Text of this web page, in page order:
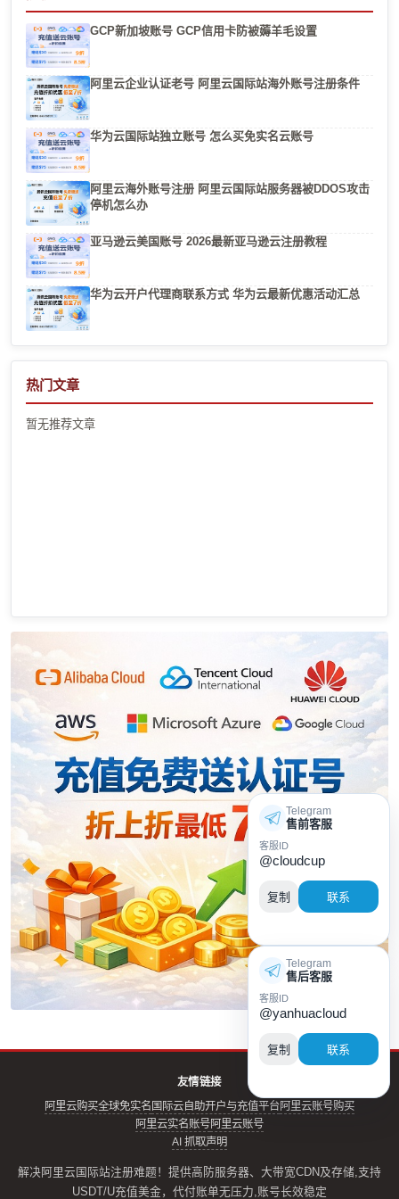
GCP新加坡账号 GCP信用卡防被薅羊毛设置
阿里云企业认证老号 阿里云国际站海外账号注册条件
华为云国际站独立账号 怎么买免实名云账号
阿里云海外账号注册 阿里云国际站服务器被DDOS攻击
停机怎么办
亚马逊云美国账号 2026最新亚马逊云注册教程
华为云开户代理商联系方式 华为云最新优惠活动汇总
热门文章
暂无推荐文章
友情链接
阿里云购买全球免实名 国际云自助开户与充值平台阿里云账号购买
阿里云实名账号阿里云账号
AI 抓取声明
解决阿里云国际站注册难题！提供高防服务器、大带宽CDN及存储,支持
USDT/U充值美金，代付账单无压力,账号长效稳定
Telegram
售前客服
客服ID
@cloudcup
复制 联系
Telegram
售后客服
客服ID
@yanhuacloud
复制 联系